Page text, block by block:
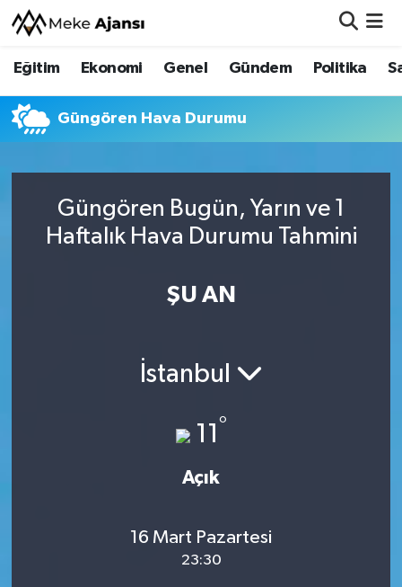
Eğitim Ekonomi Genel Gündem Politika
Güngören Hava Durumu
Güngören Bugün, Yarın ve 1
Haftalık Hava Durumu Tahmini
ŞU AN
İstanbul
11 °
Açık
16 Mart Pazartesi
23:30
Eğitim
Ekonomi
Gündem
Nöbetçi Eczaneler
Hava Durumu
Trafik Durumu